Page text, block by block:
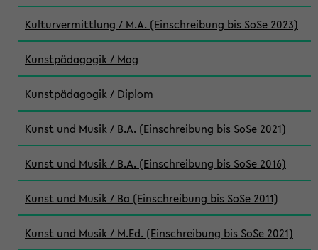
Kulturvermittlung / M.A. (Einschreibung bis SoSe 2023)
Kunstpädagogik / Mag
Kunstpädagogik / Diplom
Kunst und Musik / B.A. (Einschreibung bis SoSe 2021)
Kunst und Musik / B.A. (Einschreibung bis SoSe 2016)
Kunst und Musik / Ba (Einschreibung bis SoSe 2011)
Kunst und Musik / M.Ed. (Einschreibung bis SoSe 2021)